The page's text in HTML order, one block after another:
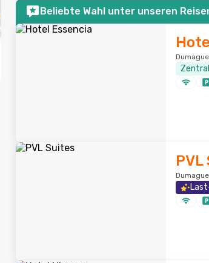
Beliebte Wahl unter unseren
PVL